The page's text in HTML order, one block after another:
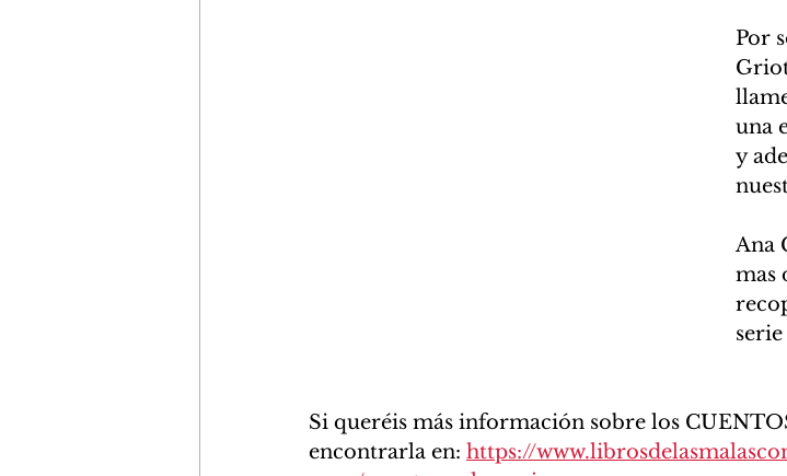
Por
una
y
Ana
mas
Si queréis más información sobre los
encontrarla en: https://